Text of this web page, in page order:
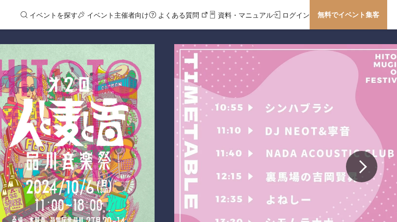
イベントを探す イベント主催者向け よくある質問 資料・マニュアル ログイン 無料でイベント集客